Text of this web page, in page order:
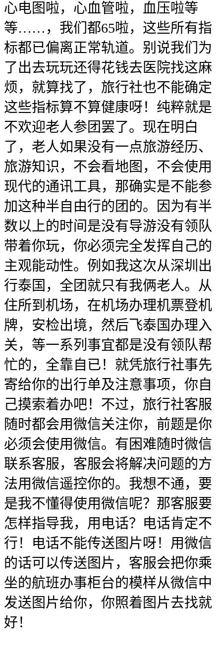
心电图啦，心血管啦，血压啦等
等……，我们都65啦，这些所有指
标都已偏离正常轨道。别说我们为
了出去玩玩还得花钱去医院找这麻
烦，就算找了，旅行社也不能确定
这些指标算不算健康呀！纯粹就是
不欢迎老人参团罢了。现在明白
了，老人如果没有一点旅游经历、
旅游知识，不会看地图，不会使用
现代的通讯工具，那确实是不能参
加这种半自由行的团的。因为有半
数以上的时间是没有导游没有领队
带着你玩，你必须完全发挥自己的
主观能动性。例如我这次从深圳出
行泰国，全团就只有我俩老人。从
住所到机场，在机场办理机票登机
牌，安检出境，然后飞泰国办理入
关，等一系列事宜都是没有领队帮
忙的，全靠自已！就凭旅行社事先
寄给你的出行单及注意事项，你自
己摸索着办吧！不过，旅行社客服
随时都会用微信关注你，前题是你
必须会使用微信。有困难随时微信
联系客服，客服会将解决问题的方
法用微信遥控你的。我想不通，要
是我不懂得使用微信呢？那客服要
怎样指导我，用电话？电话肯定不
行！电话不能传送图片呀！用微信
的话可以传送图片，客服会把你乘
坐的航班办事柜台的模样从微信中
发送图片给你，你照着图片去找就
好！